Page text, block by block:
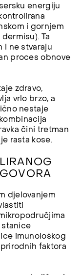
energiju
i gornjem
Ta
i ne stvaraju
proces obnove
zdravo,
vrlo brzo, a
nestaje
čini tretman
rasta kose.
djelovanjem
imunološkog
faktora